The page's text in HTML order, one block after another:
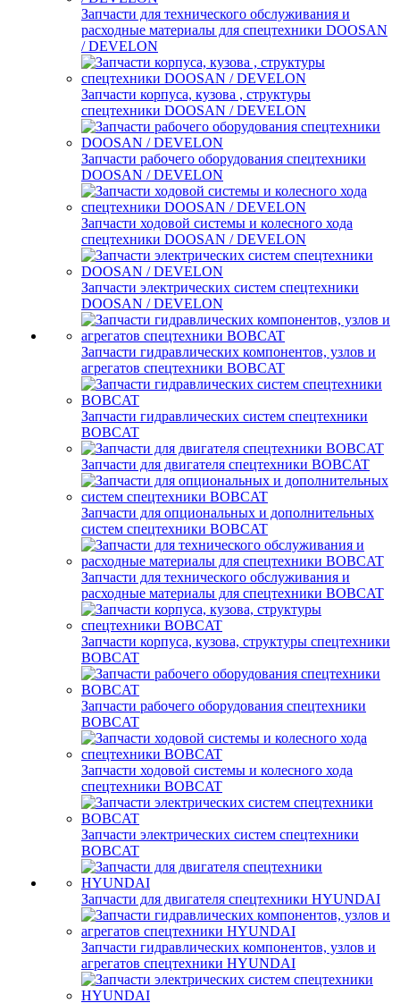
Запчасти для технического обслуживания и
расходные материалы для спецтехники DOOSAN
/ DEVELON
Запчасти корпуса, кузова , структуры
спецтехники DOOSAN / DEVELON
Запчасти рабочего оборудования спецтехники
DOOSAN / DEVELON
Запчасти ходовой системы и колесного хода
спецтехники DOOSAN / DEVELON
Запчасти электрических систем спецтехники
DOOSAN / DEVELON
Запчасти гидравлических компонентов, узлов и
агрегатов спецтехники BOBCAT
Запчасти гидравлических систем спецтехники
BOBCAT
Запчасти для двигателя спецтехники BOBCAT
Запчасти для опциональных и дополнительных
систем спецтехники BOBCAT
Запчасти для технического обслуживания и
расходные материалы для спецтехники BOBCAT
Запчасти корпуса, кузова, структуры спецтехники
BOBCAT
Запчасти рабочего оборудования спецтехники
BOBCAT
Запчасти ходовой системы и колесного хода
спецтехники BOBCAT
Запчасти электрических систем спецтехники
BOBCAT
Запчасти для двигателя спецтехники HYUNDAI
Запчасти гидравлических компонентов, узлов и
агрегатов спецтехники HYUNDAI